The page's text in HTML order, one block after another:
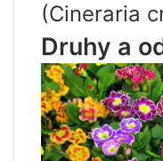
(Cineraria
Druhy a